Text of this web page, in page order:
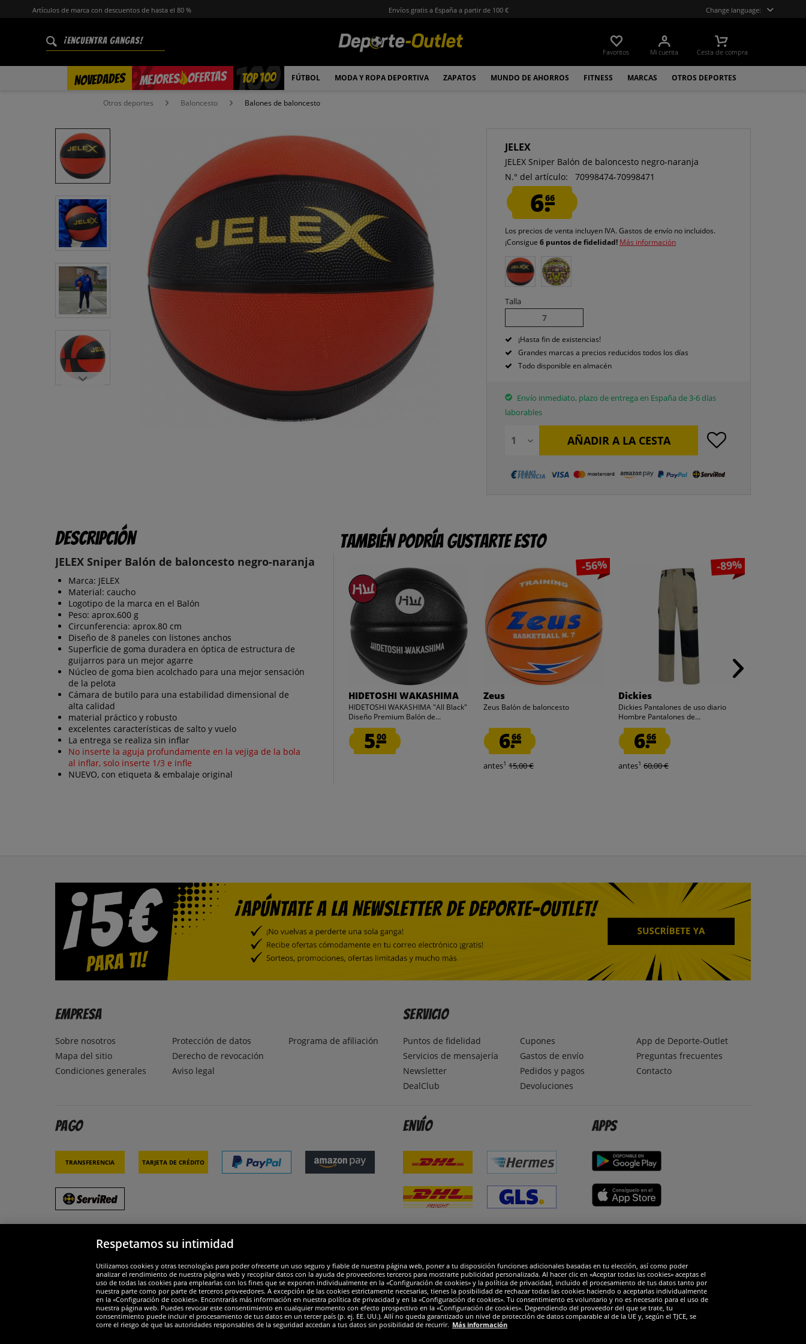
Artículos de marca con descuentos de hasta el 80 % Envíos gratis a España a partir de 100 € Change language:
Favoritos Mi cuenta Cesta de compra
NOVEDADES MEJORES OFERTAS
% TOP 100 FÚTBOL MODA Y ROPA DEPORTIVA ZAPATOS MUNDO DE AHORROS FITNESS MARCAS OTROS DEPORTES
Otros deportes Baloncesto Balones de baloncesto
JELEX
JELEX Sniper Balón de baloncesto negro-naranja
N.° del artículo:
70998474-70998471
6.66
Los precios de venta incluyen IVA.Gastos de envío no incluidos.
¡Consigue6 puntos de fidelidad! Más información
Talla
7
¡Hasta fin de existencias!
Grandes marcas a precios reducidos todos los días
Todo disponible en almacén
Envío inmediato, plazo de entrega en España de 3-6 días
laborables
AÑADIR A LA CESTA
Descripción
JELEX Sniper Balón de baloncesto negro-naranja
Marca: JELEX
Material: caucho
Logotipo de la marca en el Balón
Peso: aprox.600 g
Circunferencia: aprox.80 cm
Diseño de 8 paneles con listones anchos
Superficie de goma duradera en óptica de estructura de
guijarros para un mejor agarre
Núcleo de goma bien acolchado para una mejor sensación
de la pelota
Cámara de butilo para una estabilidad dimensional de
alta calidad
material práctico y robusto
excelentes características de salto y vuelo
La entrega se realiza sin inflar
No inserte la aguja profundamente en la vejiga de la bola
al inflar, solo inserte 1/3 e infle
NUEVO, con etiqueta & embalaje original
También podría gustarte esto
HIDETOSHI WAKASHIMA
HIDETOSHI WAKASHIMA "All Black"
Diseño Premium Balón de...
5.00
-56%
Zeus
Zeus Balón de baloncesto
6.66
antes1 15,00 €
-89%
Dickies
Dickies Pantalones de uso diario
Hombre Pantalones de...
6.66
antes1 60,00 €
Empresa
Sobre nosotros
Mapa del sitio
Condiciones generales
Protección de datos
Derecho de revocación
Aviso legal
Programa de afiliación
Servicio
Puntos de fidelidad
Servicios de mensajería
Newsletter
DealClub
Cupones
Gastos de envío
Pedidos y pagos
Devoluciones
App de Deporte-Outlet
Preguntas frecuentes
Contacto
Pago
Transferencia Tarjeta de crédito
Envío Apps
Widerruf
Respetamos su intimidad
Utilizamos cookies y otras tecnologías para poder ofrecerte un uso seguro y fiable de nuestra página web, poner a tu disposición funciones adicionales basadas en tu elección, así como poder
analizar el rendimiento de nuestra página web y recopilar datos con la ayuda de proveedores terceros para mostrarte publicidad personalizada. Al hacer clic en «Aceptar todas las cookies» aceptas el
uso de todas las cookies para emplearlas con los fines que se exponen individualmente en la «Configuración de cookies» y la política de privacidad, incluido el procesamiento de tus datos tanto por
nuestra parte como por parte de terceros proveedores. A excepción de las cookies estrictamente necesarias, tienes la posibilidad de rechazar todas las cookies haciendo o aceptarlas individualmente
en la «Configuración de cookies». Encontrarás más información en nuestra política de privacidad y en la «Configuración de cookies». Tu consentimiento es voluntario y no es necesario para el uso de
nuestra página web. Puedes revocar este consentimiento en cualquier momento con efecto prospectivo en la «Configuración de cookies». Dependiendo del proveedor del que se trate, tu
consentimiento puede incluir el procesamiento de tus datos en un tercer país (p. ej. EE. UU.). Allí no queda garantizado un nivel de protección de datos comparable al de la UE y, según el TJCE, se
corre el riesgo de que las autoridades responsables de la seguridad accedan a tus datos sin posibilidad de recurrir. Más información